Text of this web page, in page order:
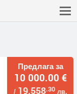
Предлага за
10 000.00 €
/ 19,558.30лв.